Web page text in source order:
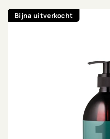
Bijna uitverkocht